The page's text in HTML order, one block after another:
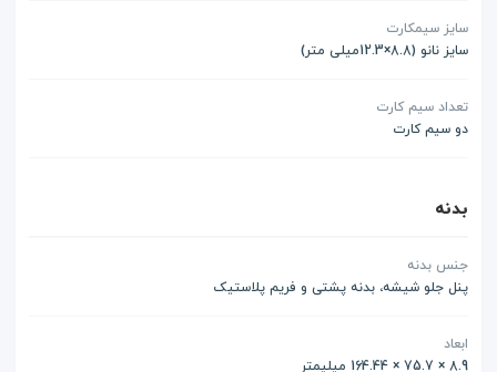
سایز سیمکارت
سایز نانو (8.8×12.3میلی متر)
تعداد سیم کارت
دو سیم کارت
بدنه
جنس بدنه
پنل جلو شیشه، بدنه پشتی و فریم پلاستیک
ابعاد
8.9 × 75.7 × 164.44 میلیمتر